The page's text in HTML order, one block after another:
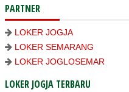
PARTNER
LOKER JOGJA
LOKER SEMARANG
LOKER JOGLOSEMAR
LOKER JOGJA TERBARU